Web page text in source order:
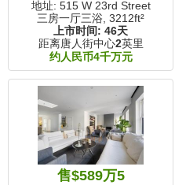
地址: 515 W 23rd Street
三房一厅三浴, 3212ft²
上市时间: 46天
距离唐人街中心2英里
约人民币4千万元
售$589万5